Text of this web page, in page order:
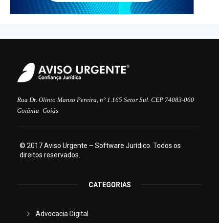
Rua Dr. Olinto Manso Pereira, n° 1.165 Setor Sul. CEP 74083-060
Goiânia- Goiás
© 2017 Aviso Urgente – Software Jurídico. Todos os
direitos reservados.
CATEGORIAS
Advocacia Digital